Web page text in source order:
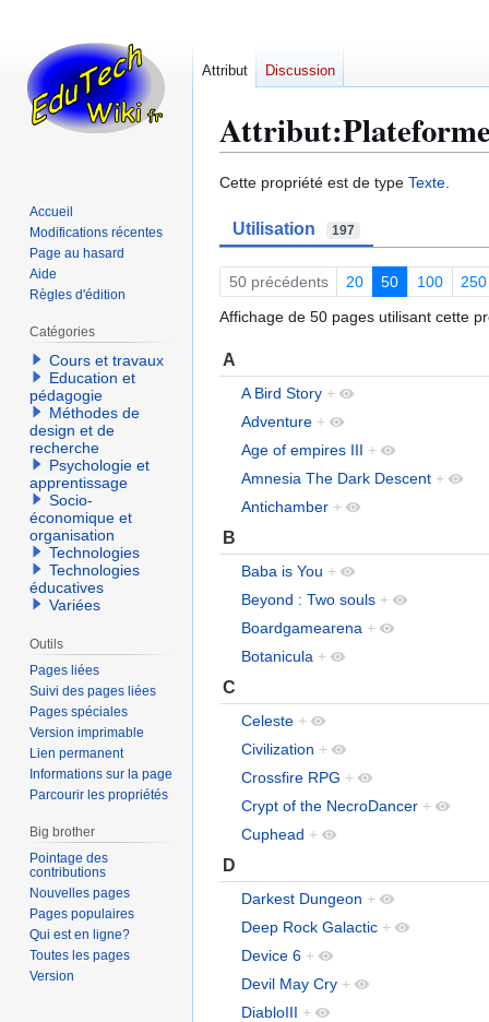
Aller
navigation
Aller
recherche
Cette propriété est de type Texte.
Utilisation 197
50 précédents 20 50 100 250
Affichage de 50 pages utilisant cette
A
A Bird Story +
Adventure +
Age of empires III +
Amnesia The Dark Descent +
Antichamber +
B
Baba is You +
Beyond : Two souls +
Boardgamearena +
Botanicula +
C
Celeste +
Civilization +
Crossfire RPG +
Crypt of the NecroDancer +
Cuphead +
D
Darkest Dungeon +
Deep Rock Galactic +
Device 6 +
Devil May Cry +
DiabloIII +
Attribut Discussion
Accueil
Modifications récentes
Page au hasard
Aide
Règles d'édition
Catégories
Cours et travaux
Education et
pédagogie
Méthodes de
design et de
recherche
Psychologie et
apprentissage
Socio-
économique et
organisation
Technologies
Technologies
éducatives
Variées
Outils
Pages liées
Suivi des pages liées
Pages spéciales
Version imprimable
Lien permanent
Informations sur la page
Parcourir les propriétés
Big brother
Pointage des
contributions
Nouvelles pages
Pages populaires
Qui est en ligne?
Toutes les pages
Version